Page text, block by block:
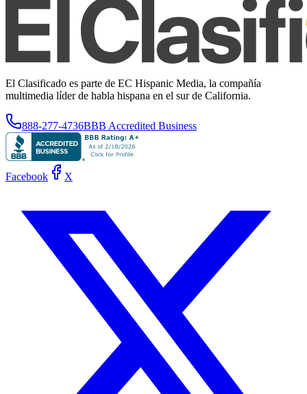
El Clasificado es parte de EC Hispanic Media, la compañía
multimedia líder de habla hispana en el sur de California.
888-277-4736BBB Accredited Business
Facebook X